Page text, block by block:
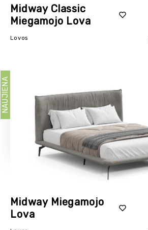
Midway Classic
Miegamojo Lova
Lovos
Midway Miegamojo
Lova
NAUJIENA